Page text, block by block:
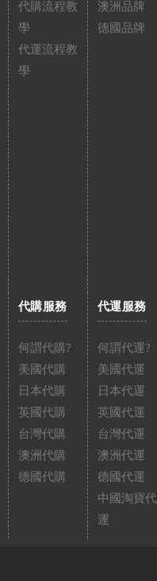
代購流程教
學
代運流程教
學
澳洲品牌
德國品牌
代購服務
何謂代購?
美國代購
日本代購
英國代購
台灣代購
澳洲代購
德國代購
代運服務
何謂代運?
美國代運
日本代運
英國代運
台灣代運
澳洲代運
德國代運
中國淘寶代
運